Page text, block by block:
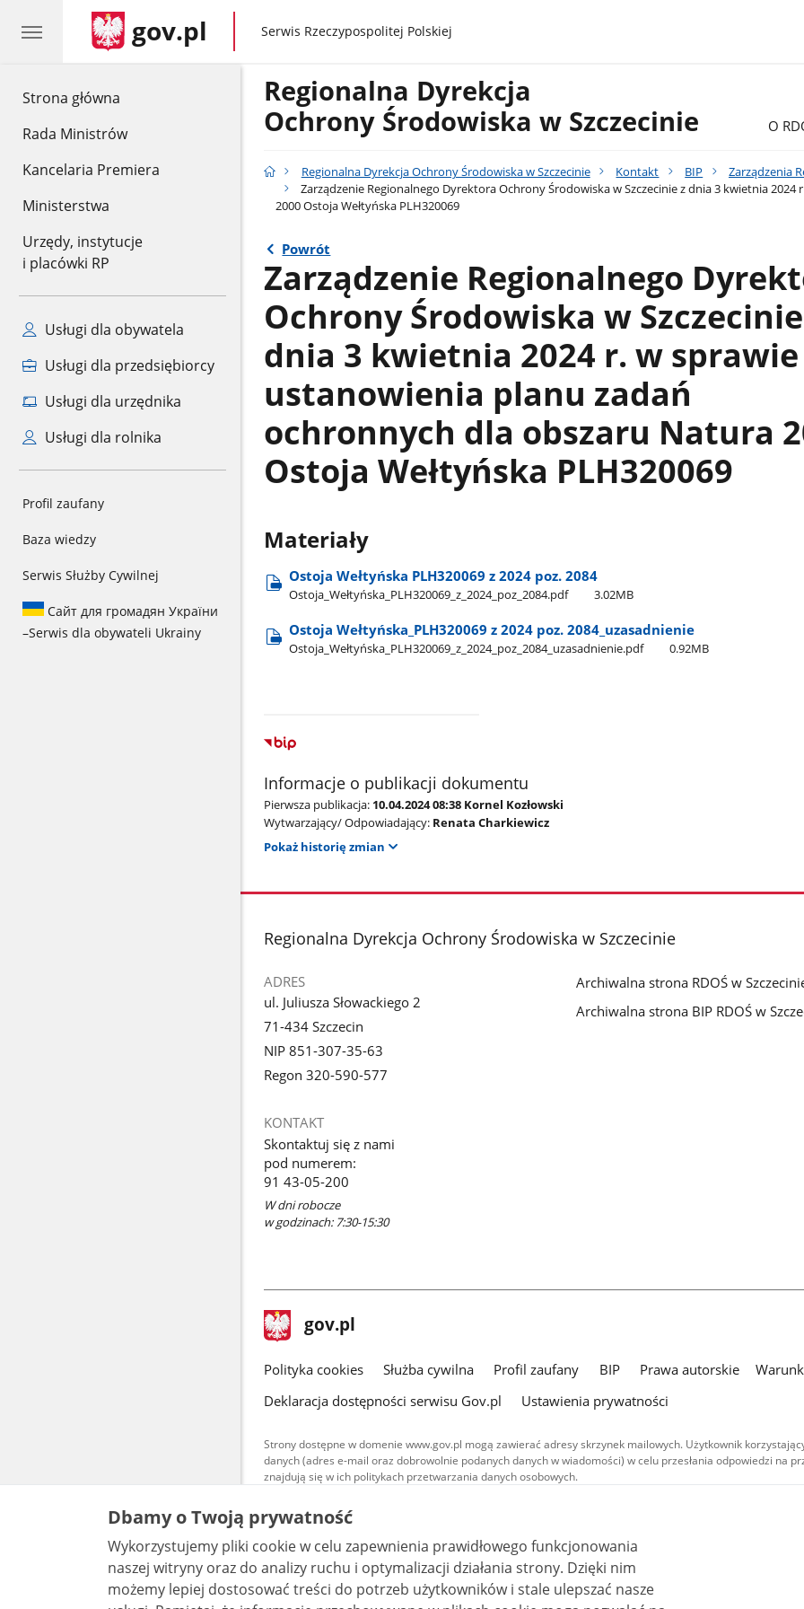
Strona główna
Rada Ministrów
Kancelaria Premiera
Ministerstwa
Urzędy, instytucje
i placówki RP
Usługi dla obywatela
Usługi dla przedsiębiorcy
Usługi dla urzędnika
Usługi dla rolnika
Profil zaufany
Baza wiedzy
Serwis Służby Cywilnej
Сайт для громадян України
–Serwis dla obywateli Ukrainy
gov.pl gov.pl
Serwis Rzeczypospolitej Polskiej
Regionalna Dyrekcja
Ochrony Środowiska w Szczecinie
O
Regionalna Dyrekcja Ochrony Środowiska w Szczecinie Kontakt BIP
Zarządzenia
Zarządzenie Regionalnego Dyrektora Ochrony Środowiska w Szczecinie z dnia 3 kwietnia
2000 Ostoja Wełtyńska PLH320069
Powrót
Zarządzenie Regionalnego
Ochrony Środowiska w
dnia 3 kwietnia 2024 r. w sprawie
ustanowienia planu zadań
ochronnych dla obszaru Natura
Ostoja Wełtyńska PLH320069
Materiały
Ostoja Wełtyńska PLH320069 z 2024 poz. 2084
Ostoja​_Wełtyńska​_PLH320069​_z​_2024​_poz​_2084.pdf 3.02MB
Ostoja Wełtyńska​_PLH320069 z 2024 poz. 2084​_uzasadnienie
Ostoja​_Wełtyńska​_PLH320069​_z​_2024​_poz​_2084​_uzasadnienie.pdf 0.92MB
Informacje o publikacji dokumentu
Pierwsza publikacja: 10.04.2024 08:38 Kornel Kozłowski
Wytwarzający/ Odpowiadający: Renata Charkiewicz
Pokaż historię zmian
stopka
Regionalna Dyrekcja Ochrony Środowiska w Szczecinie
ADRES
ul. Juliusza Słowackiego 2
71-434 Szczecin
NIP 851-307-35-63
Regon 320-590-577
KONTAKT
Skontaktuj się z nami
pod numerem:
91 43-05-200
W dni robocze
w godzinach: 7:30-15:30
Archiwalna strona RDOŚ w
Archiwalna strona BIP RDOŚ w
stopka
gov.pl Strona
gov.pl
gov.pl
Polityka cookies Służba cywilna Profil zaufany BIP Prawa autorskie
Deklaracja dostępności serwisu Gov.pl
Ustawienia prywatności
Strony dostępne w domenie www.gov.pl mogą zawierać adresy skrzynek mailowych. Użytkownik
danych (adres e-mail oraz dobrowolnie podanych danych w wiadomości) w celu przesłania odpowiedzi na
znajdują się w ich politykach przetwarzania danych osobowych.
Treści tekstowe publikowane w serwisie (z wyłączeniem treści audiowizualnych), są
udostępniane na licencji typu Creative Commons: uznanie autorstwa - na tych samych
warunkach 4.0 (CC BY-SA 4.0). Materiały audiowizualne, w tym zdjęcia, materiały audio i
są udostępniane na licencji typu Creative Commons: uznanie autorstwa użycie niekomercyjne
bez utworów zależnych 4.0 (CC BY-NC-ND 4.0), o ile nie jest to stwierdzone inaczej.
Dbamy o Twoją prywatność
Wykorzystujemy pliki cookie w celu zapewnienia prawidłowego funkcjonowania
naszej witryny oraz do analizy ruchu i optymalizacji działania strony. Dzięki nim
możemy lepiej dostosować treści do potrzeb użytkowników i stale ulepszać nasze